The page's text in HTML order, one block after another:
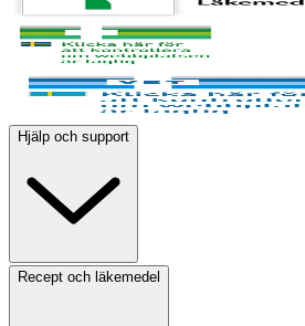
Hjälp och support
Recept och läkemedel